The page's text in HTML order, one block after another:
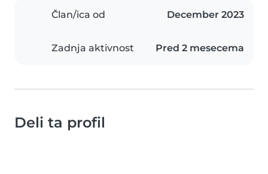
Član/ica od December 2023
Zadnja aktivnost Pred 2 mesecema
Deli ta profil